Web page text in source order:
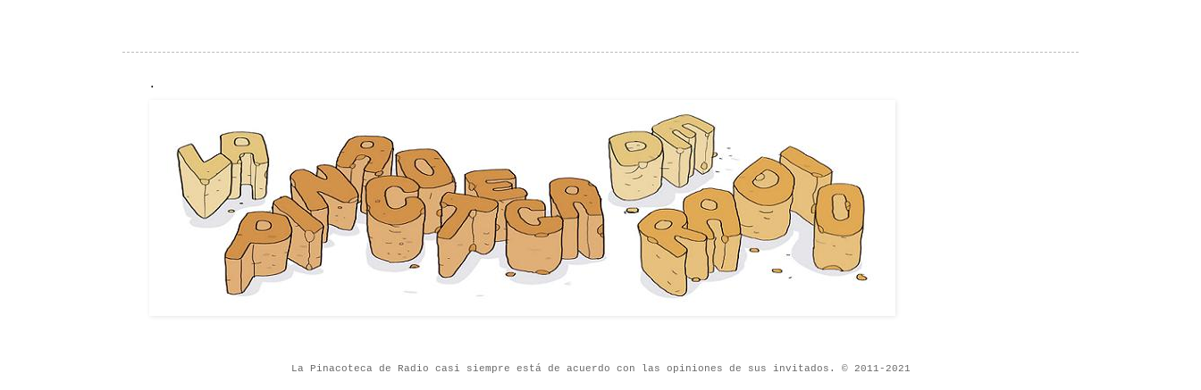
.
La Pinacoteca de Radio casi siempre está de acuerdo con las opiniones de sus invitados. © 2011-2021